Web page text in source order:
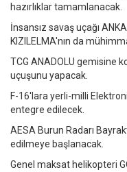
hazırlıklar tamamlanacak.
İnsansız savaş uçağı
KIZILELMA'nın da
TCG ANADOLU gemisine
uçuşunu yapacak.
F-16'lara yerli-milli
entegre edilecek.
AESA Burun Radarı
edilmeye başlanacak.
Genel maksat helikopteri